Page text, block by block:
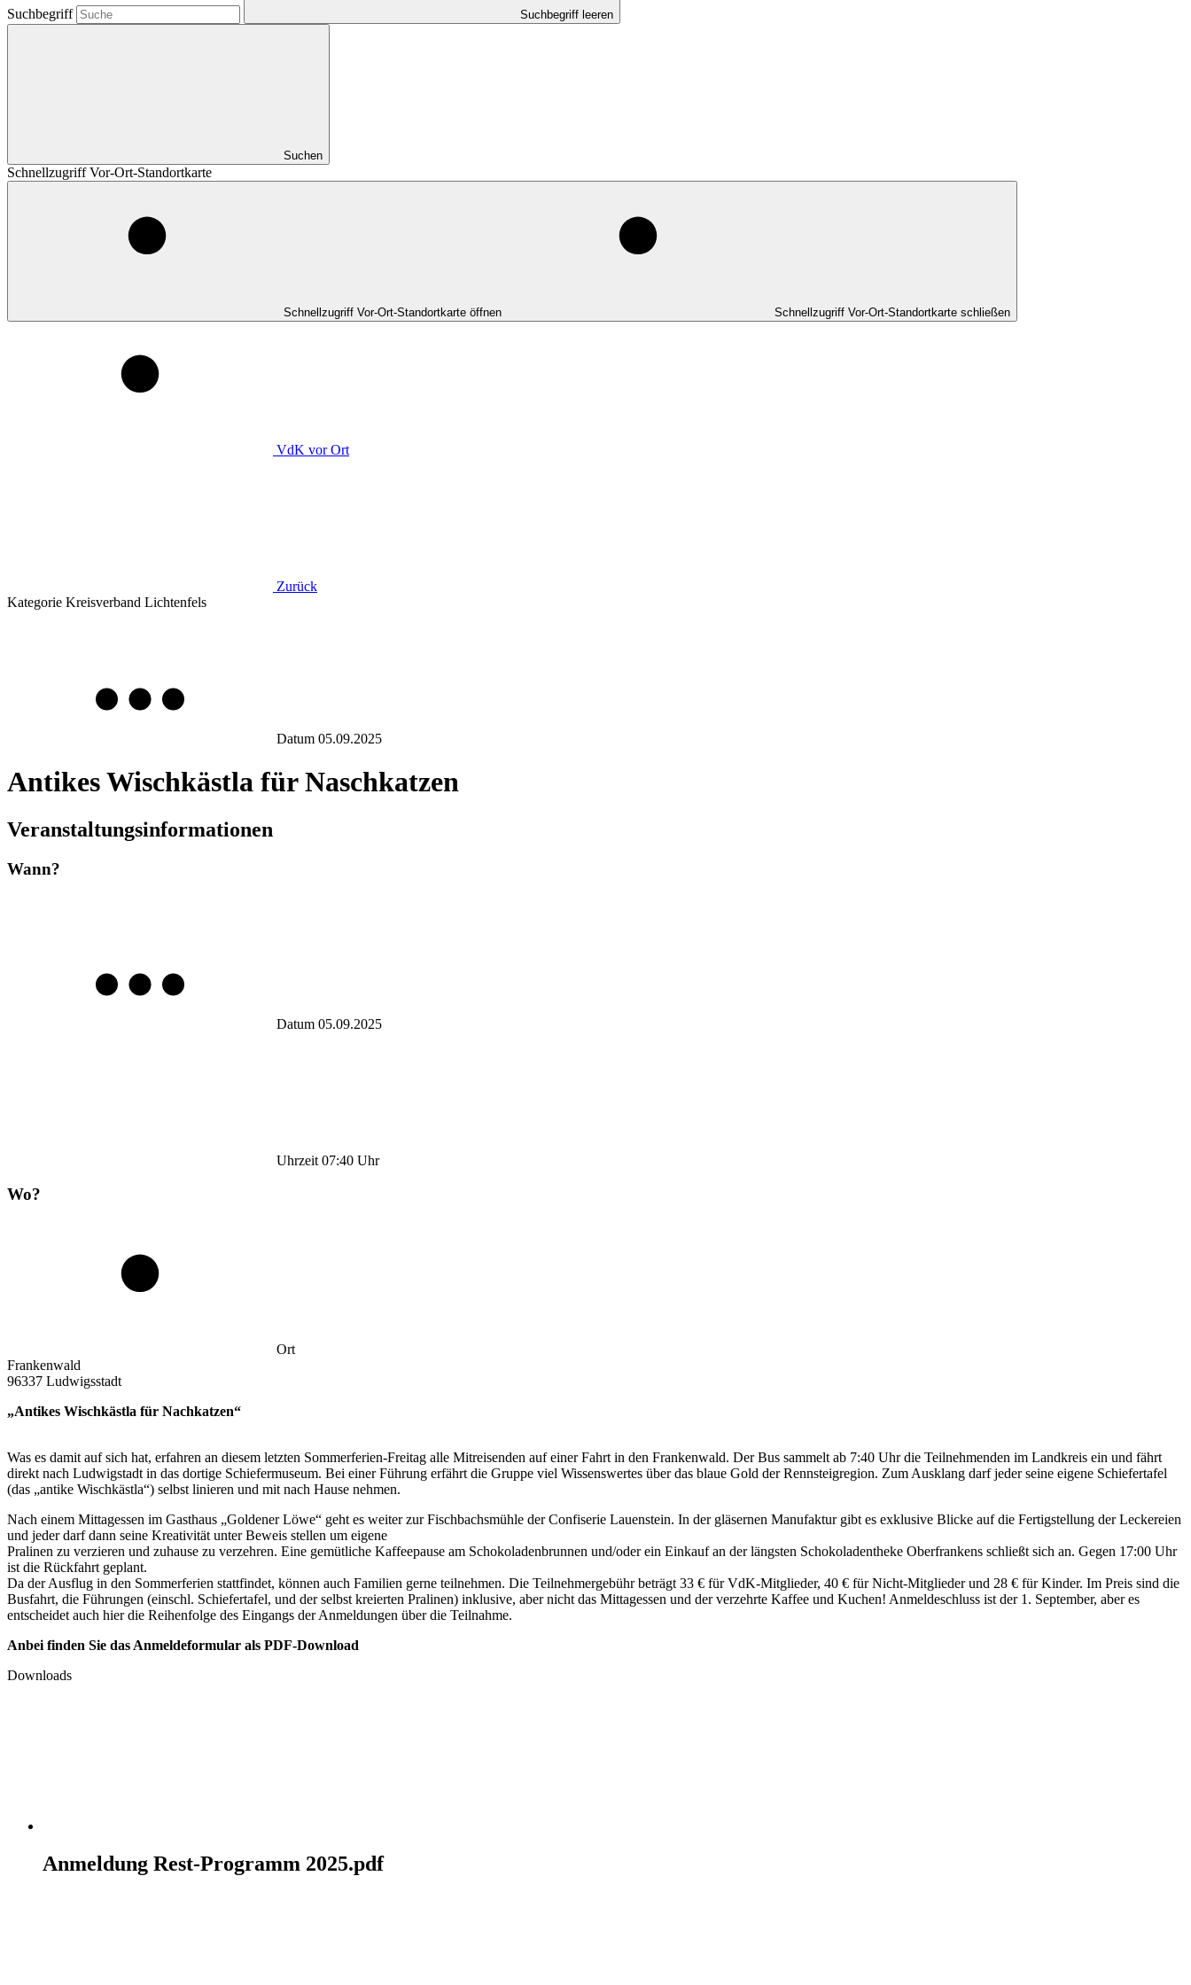
Suchbegriff Suchbegriff leeren
Suchen
Schnellzugriff Vor-Ort-Standortkarte
Schnellzugriff Vor-Ort-Standortkarte öffnen Schnellzugriff Vor-Ort-Standortkarte schließen
VdK vor Ort
Zurück
Kategorie Kreisverband Lichtenfels
Datum 05.09.2025
Antikes Wischkästla für Naschkatzen
Veranstaltungsinformationen
Wann?
Datum 05.09.2025
Uhrzeit 07:40 Uhr
Wo?
Ort
Frankenwald
96337 Ludwigsstadt
„Antikes Wischkästla für Nachkatzen“
Was es damit auf sich hat, erfahren an diesem letzten Sommerferien-Freitag alle Mitreisenden auf einer Fahrt in den Frankenwald. Der Bus sammelt ab 7:40 Uhr die Teilnehmenden im Landkreis ein und fährt
direkt nach Ludwigstadt in das dortige Schiefermuseum. Bei einer Führung erfährt die Gruppe viel Wissenswertes über das blaue Gold der Rennsteigregion. Zum Ausklang darf jeder seine eigene Schiefertafel
(das „antike Wischkästla“) selbst linieren und mit nach Hause nehmen.
Nach einem Mittagessen im Gasthaus „Goldener Löwe“ geht es weiter zur Fischbachsmühle der Confiserie Lauenstein. In der gläsernen Manufaktur gibt es exklusive Blicke auf die Fertigstellung der Leckereien
und jeder darf dann seine Kreativität unter Beweis stellen um eigene
Pralinen zu verzieren und zuhause zu verzehren. Eine gemütliche Kaffeepause am Schokoladenbrunnen und/oder ein Einkauf an der längsten Schokoladentheke Oberfrankens schließt sich an. Gegen 17:00 Uhr
ist die Rückfahrt geplant.
Da der Ausflug in den Sommerferien stattfindet, können auch Familien gerne teilnehmen. Die Teilnehmergebühr beträgt 33 € für VdK-Mitglieder, 40 € für Nicht-Mitglieder und 28 € für Kinder. Im Preis sind die
Busfahrt, die Führungen (einschl. Schiefertafel, und der selbst kreierten Pralinen) inklusive, aber nicht das Mittagessen und der verzehrte Kaffee und Kuchen! Anmeldeschluss ist der 1. September, aber es
entscheidet auch hier die Reihenfolge des Eingangs der Anmeldungen über die Teilnahme.
Anbei finden Sie das Anmeldeformular als PDF-Download
Downloads
Anmeldung Rest-Programm 2025.pdf